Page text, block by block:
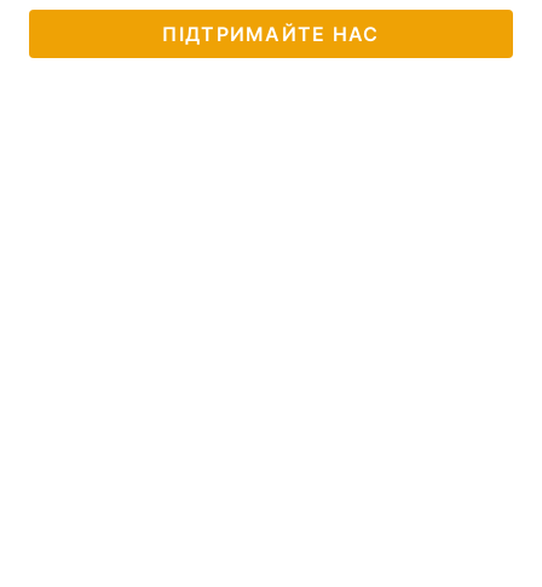
ПІДТРИМАЙТЕ НАС